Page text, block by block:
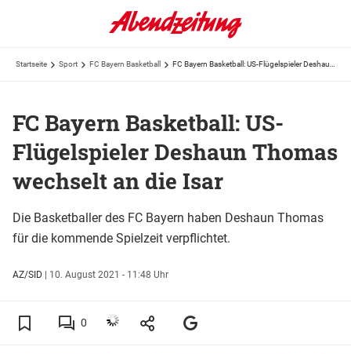
Startseite Sport FC Bayern Basketball
FC Bayern Basketball: US-
Flügelspieler Deshaun Thomas
wechselt an die Isar
Die Basketballer des FC Bayern haben Deshaun Thomas
für die kommende Spielzeit verpflichtet.
AZ/SID | 10. August 2021 - 11:48 Uhr
0